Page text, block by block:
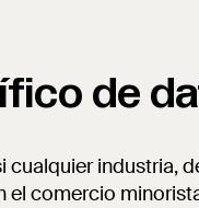
de
industria,
el comercio